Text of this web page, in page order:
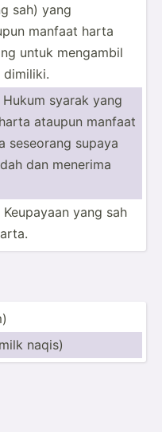
sah) yang
manfaat harta
untuk mengambil
dimiliki.
syarak yang
ataupun manfaat
seseorang supaya
dan menerima
yang sah
naqis)